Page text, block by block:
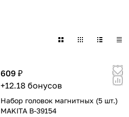
609 ₽
+12.18 бонусов
Набор головок магнитных (5 шт.)
MAKITA B-39154